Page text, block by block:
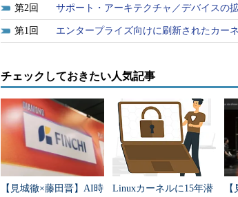
IPv6 Over ATM（ATM上でIPv6による通信
ネットフィルタのIPv6サポート
■SCTPのサポート
カーネル2.6では、SCTP（Stream Control
SCTPとは、IPなどの信頼性のないプロトコ
るトランスポート層のプロトコルの一種です（
2 サポート・アーキテクチャ／デバイスの
1 エンタープライズ向けに刷新されたカー
チェックしておきたい人気記事
【見城徹×藤田晋】AI時
Linuxカーネルに15年潜